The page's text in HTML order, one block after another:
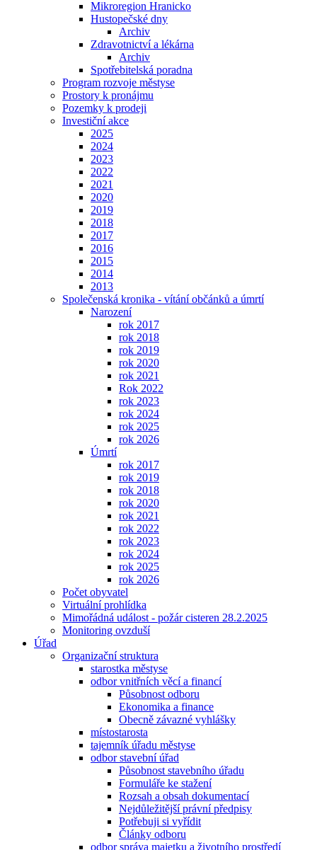
Mikroregion Hranicko
Hustopečské dny
Archiv
Zdravotnictví a lékárna
Archiv
Spotřebitelská poradna
Program rozvoje městyse
Prostory k pronájmu
Pozemky k prodeji
Investiční akce
2025
2024
2023
2022
2021
2020
2019
2018
2017
2016
2015
2014
2013
Společenská kronika - vítání občánků a úmrtí
Narození
rok 2017
rok 2018
rok 2019
rok 2020
rok 2021
Rok 2022
rok 2023
rok 2024
rok 2025
rok 2026
Úmrtí
rok 2017
rok 2019
rok 2018
rok 2020
rok 2021
rok 2022
rok 2023
rok 2024
rok 2025
rok 2026
Počet obyvatel
Virtuální prohlídka
Mimořádná událost - požár cisteren 28.2.2025
Monitoring ovzduší
Úřad
Organizační struktura
starostka městyse
odbor vnitřních věcí a financí
Působnost odboru
Ekonomika a finance
Obecně závazné vyhlášky
místostarosta
tajemník úřadu městyse
odbor stavební úřad
Působnost stavebního úřadu
Formuláře ke stažení
Rozsah a obsah dokumentací
Nejdůležitější právní předpisy
Potřebuji si vyřídit
Články odboru
odbor správa majetku a životního prostředí